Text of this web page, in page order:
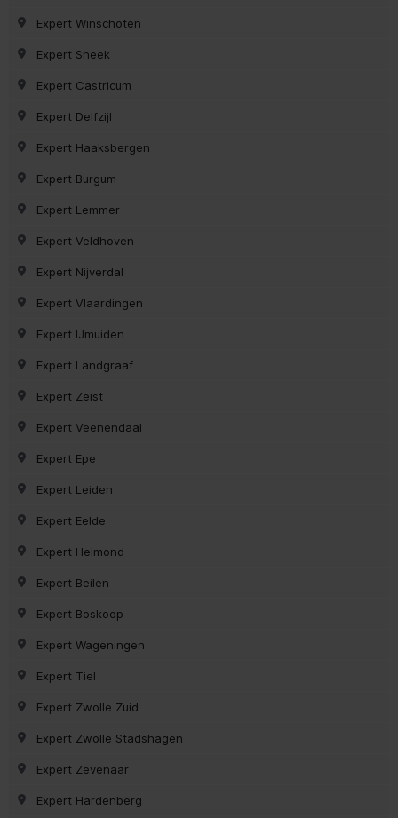
Expert Winschoten
Expert Sneek
Expert Castricum
Expert Delfzijl
Expert Haaksbergen
Expert Burgum
Expert Lemmer
Expert Veldhoven
Expert Nijverdal
Expert Vlaardingen
Expert IJmuiden
Expert Landgraaf
Expert Zeist
Expert Veenendaal
Expert Epe
Expert Leiden
Expert Eelde
Expert Helmond
Expert Beilen
Expert Boskoop
Expert Wageningen
Expert Tiel
Expert Zwolle Zuid
Expert Zwolle Stadshagen
Expert Zevenaar
Expert Hardenberg